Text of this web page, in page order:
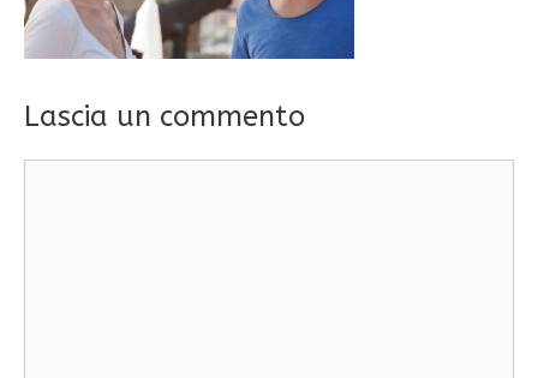
Lascia un commento